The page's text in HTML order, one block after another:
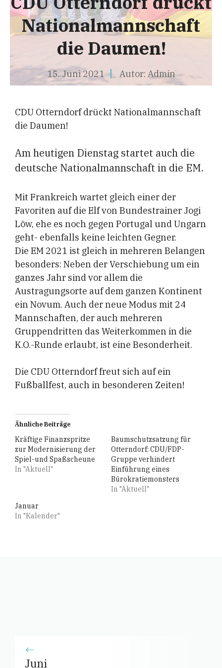
Nationalmannschaft
die Daumen!
15. Juni 2021 Autor: Admin
CDU Otterndorf drückt Nationalmannschaft
die Daumen!
Am heutigen Dienstag startet auch die
deutsche Nationalmannschaft in die EM.
Mit Frankreich wartet gleich einer der
Favoriten auf die Elf von Bundestrainer Jogi
Löw, ehe es noch gegen Portugal und Ungarn
geht- ebenfalls keine leichten Gegner.
Die EM 2021 ist gleich in mehreren Belangen
besonders: Neben der Verschiebung um ein
ganzes Jahr sind vor allem die
Austragungsorte auf dem ganzen Kontinent
ein Novum. Auch der neue Modus mit 24
Mannschaften, der auch mehreren
Gruppendritten das Weiterkommen in die
K.O.-Runde erlaubt, ist eine Besonderheit.
Die CDU Otterndorf freut sich auf ein
Fußballfest, auch in besonderen Zeiten!
Ähnliche Beiträge
Kräftige Finanzspritze
zur Modernisierung der
Spiel-und Spaßscheune
In "Aktuell"
Baumschutzsatzung für
Otterndorf: CDU/FDP-
Gruppe verhindert
Einführung eines
Bürokratiemonsters
In "Aktuell"
Januar
In "Kalender"
Juni